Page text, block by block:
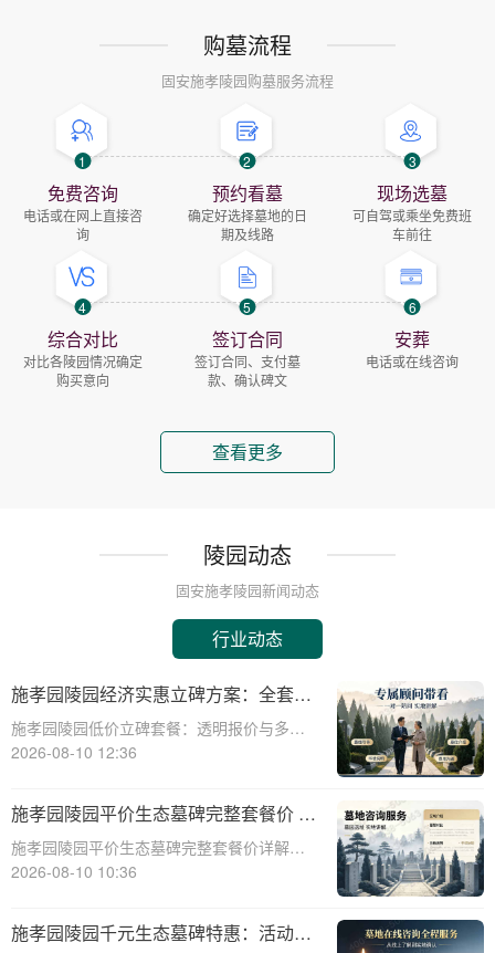
购墓流程
固安施孝陵园购墓服务流程
1
免费咨询
电话或在网上直接咨
询
2
预约看墓
确定好选择墓地的日
期及线路
3
现场选墓
可自驾或乘坐免费班
车前往
4
综合对比
对比各陵园情况确定
购买意向
5
签订合同
签订合同、支付墓
款、确认碑文
6
安葬
电话或在线咨询
查看更多
陵园动态
固安施孝陵园新闻动态
行业动态
施孝园陵园经济实惠立碑方案：全套碑
体材料费用已含，深度解析优惠内容
施孝园陵园低价立碑套餐：透明报价与多重
优惠深度解析☎ 施孝园陵园电话:400-838-
益多元化，陵园作为承载哀思的重要场所，
其服务内容及价格体系也愈发丰富。
2026-08-10 12:36
施孝园陵园平价生态墓碑完整套餐价 刻
字绿化全部包含在内详解
施孝园陵园平价生态墓碑完整套餐价详解☎
施孝园陵园电话:400-838-5063在现代社会，
的增强，选择生态墓碑已成为一种趋势。施
孝园陵园作为一家专业的陵园机构
2026-08-10 10:36
施孝园陵园千元生态墓碑特惠：活动期